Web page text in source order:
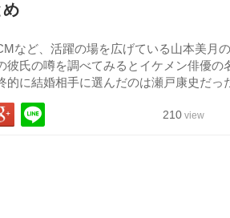
め
など、活躍の場を広げている山本美月
彼氏の噂を調べてみるとイケメン俳優
的に結婚相手に選んだのは瀬戸康史だっ
210 view